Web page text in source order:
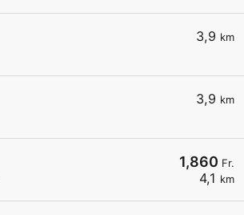
3,9 km
3,9 km
1,860 Fr.
4,1 km